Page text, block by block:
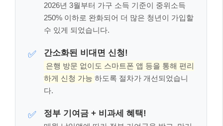
2026년 3월부터 가구 소득 기준이 중위소득
250% 이하로 완화되어 더 많은 청년이 가입할
수 있게 되었습니다.
✅ 간소화된 비대면 신청!
은행 방문 없이도 스마트폰 앱 등을 통해 편리
하게 신청 가능 하도록 절차가 개선되었습니
다.
✅ 정부 기여금 + 비과세 혜택!